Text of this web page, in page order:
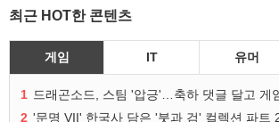
최근 HOT한 콘텐츠
게임 IT 유머
1 드래곤소드, 스팀 '압긍'…축하 댓글 달고 게
2 '문명 VII' 한국사 담은 '붓과 검' 컬렉션 파트